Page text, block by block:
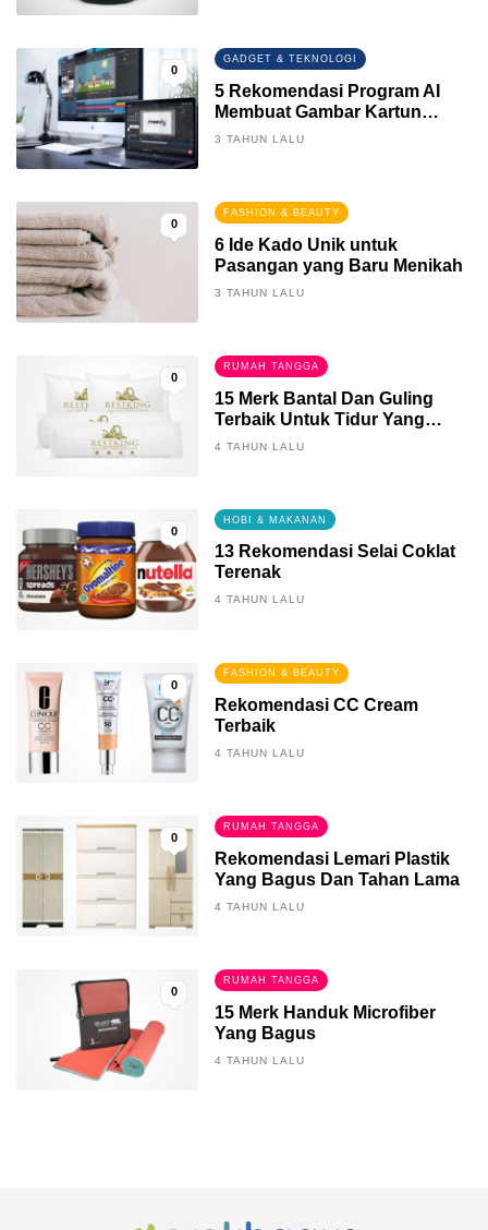
0
GADGET & TEKNOLOGI
5 Rekomendasi Program AI
Membuat Gambar Kartun
Keren
3 TAHUN LALU
0
FASHION & BEAUTY
6 Ide Kado Unik untuk
Pasangan yang Baru Menikah
3 TAHUN LALU
0
RUMAH TANGGA
15 Merk Bantal Dan Guling
Terbaik Untuk Tidur Yang
Berkualitas
4 TAHUN LALU
0
HOBI & MAKANAN
13 Rekomendasi Selai Coklat
Terenak
4 TAHUN LALU
0
FASHION & BEAUTY
Rekomendasi CC Cream
Terbaik
4 TAHUN LALU
0
RUMAH TANGGA
Rekomendasi Lemari Plastik
Yang Bagus Dan Tahan Lama
4 TAHUN LALU
0
RUMAH TANGGA
15 Merk Handuk Microfiber
Yang Bagus
4 TAHUN LALU